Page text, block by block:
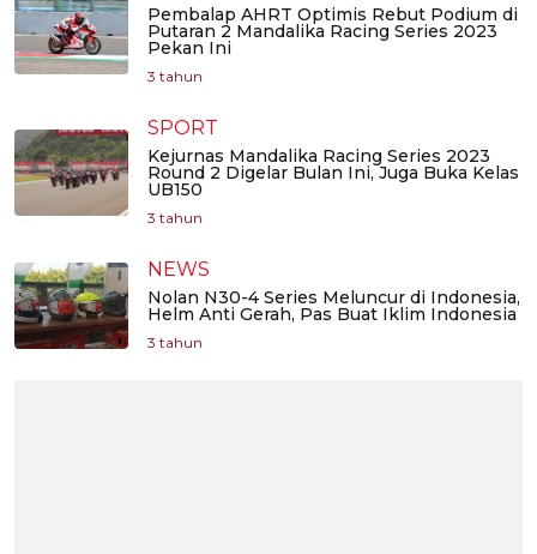
Pembalap AHRT Optimis Rebut Podium di
Putaran 2 Mandalika Racing Series 2023
Pekan Ini
3 tahun
SPORT
Kejurnas Mandalika Racing Series 2023
Round 2 Digelar Bulan Ini, Juga Buka Kelas
UB150
3 tahun
NEWS
Nolan N30-4 Series Meluncur di Indonesia,
Helm Anti Gerah, Pas Buat Iklim Indonesia
3 tahun